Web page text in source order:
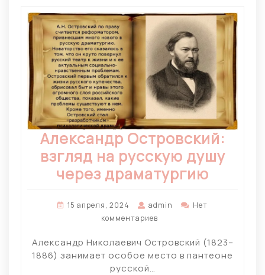
Александр Островский:
взгляд на русскую душу
через драматургию
15 апреля, 2024 admin
Нет
комментариев
Александр Николаевич Островский (1823–
1886) занимает особое место в пантеоне
русской…